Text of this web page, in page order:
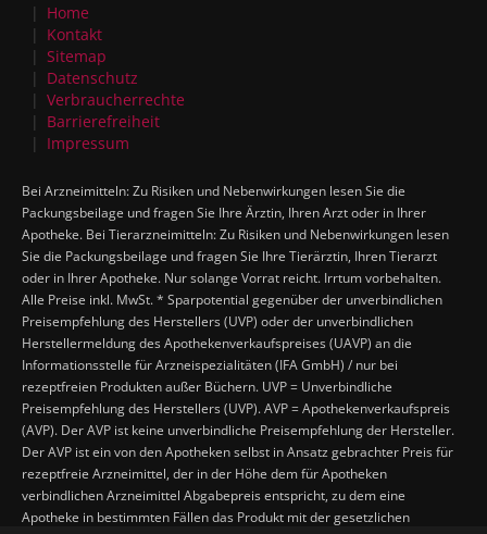
Home
Kontakt
Sitemap
Datenschutz
Verbraucherrechte
Barrierefreiheit
Impressum
Bei Arzneimitteln: Zu Risiken und Nebenwirkungen lesen Sie die
Packungsbeilage und fragen Sie Ihre Ärztin, Ihren Arzt oder in Ihrer
Apotheke. Bei Tierarzneimitteln: Zu Risiken und Nebenwirkungen lesen
Sie die Packungsbeilage und fragen Sie Ihre Tierärztin, Ihren Tierarzt
oder in Ihrer Apotheke. Nur solange Vorrat reicht. Irrtum vorbehalten.
Alle Preise inkl. MwSt. * Sparpotential gegenüber der unverbindlichen
Preisempfehlung des Herstellers (UVP) oder der unverbindlichen
Herstellermeldung des Apothekenverkaufspreises (UAVP) an die
Informationsstelle für Arzneispezialitäten (IFA GmbH) / nur bei
rezeptfreien Produkten außer Büchern. UVP = Unverbindliche
Preisempfehlung des Herstellers (UVP). AVP = Apothekenverkaufspreis
(AVP). Der AVP ist keine unverbindliche Preisempfehlung der Hersteller.
Der AVP ist ein von den Apotheken selbst in Ansatz gebrachter Preis für
rezeptfreie Arzneimittel, der in der Höhe dem für Apotheken
verbindlichen Arzneimittel Abgabepreis entspricht, zu dem eine
Apotheke in bestimmten Fällen das Produkt mit der gesetzlichen